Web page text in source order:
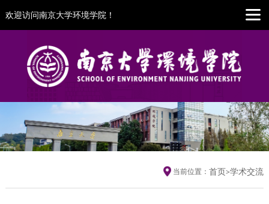
欢迎访问南京大学环境学院！
当前位置：首页>学术交流